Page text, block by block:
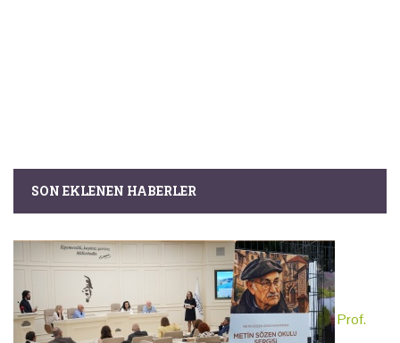
SON EKLENEN HABERLER
Prof.